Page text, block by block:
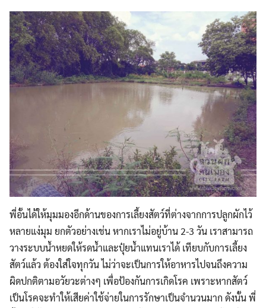
พี่อั้นได้ให้มุมมองอีกด้านของการเลี้ยงสัตว์ที่ต่างจากการปลูกผักไว้
หลายแง่มุม ยกตัวอย่างเช่น หากเราไม่อยู่บ้าน 2-3 วัน เราสามารถ
วางระบบน้ำหยดให้รดน้ำและปุ๋ยน้ำแทนเราได้ เทียบกับการเลี้ยง
สัตว์แล้ว ต้องใส่ใจทุกวัน ไม่ว่าจะเป็นการให้อาหารไปจนถึงความ
ผิดปกติตามอวัยวะต่างๆ เพื่อป้องกันการเกิดโรค เพราะหากสัตว์
เป็นโรคจะทำให้เสียค่าใช้จ่ายในการรักษาเป็นจำนวนมาก ดังนั้น พี่